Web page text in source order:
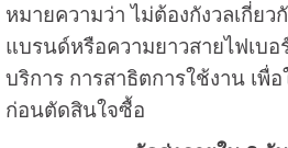
หมายความว่า ไม่ต้องกังวลเกี่ย
แบรนด์หรือความยาวสายไฟเบอ
บริการ การสาธิตการใช้งาน เ
ก่อนตัดสินใจซื้อ